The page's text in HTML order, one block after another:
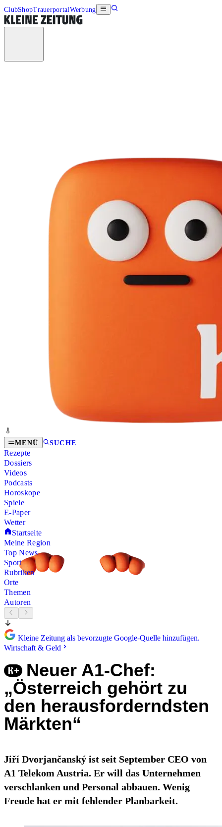
ClubShopTrauerportalWerbung
MENÜ SUCHE
Rezepte
Dossiers
Videos
Podcasts
Horoskope
Spiele
E-Paper
Wetter
Startseite
Meine Region
Top News
Sport
Rubriken
Orte
Themen
Autoren
Kleine Zeitung als bevorzugte Google-Quelle hinzufügen.
Wirtschaft & Geld
Neuer A1-Chef:
„Österreich gehört zu
den herausforderndsten
Märkten“
Jiří Dvorjančanský ist seit September CEO von
A1 Telekom Austria. Er will das Unternehmen
verschlanken und Personal abbauen. Wenig
Freude hat er mit fehlender Planbarkeit.